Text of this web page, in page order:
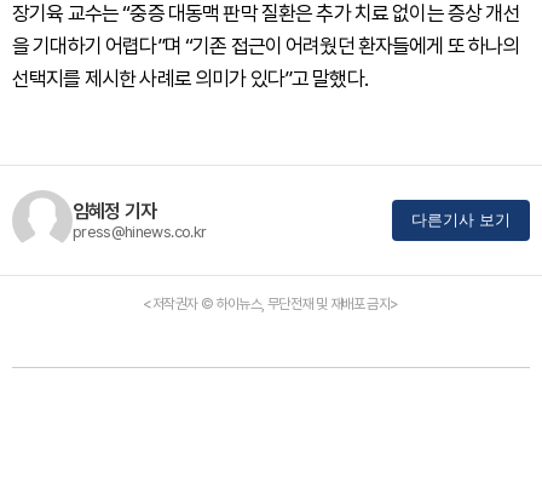
장기육 교수는 “중증 대동맥 판막 질환은 추가 치료 없이는 증상 개선
을 기대하기 어렵다”며 “기존 접근이 어려웠던 환자들에게 또 하나의
선택지를 제시한 사례로 의미가 있다”고 말했다.
임혜정 기자
press@hinews.co.kr
다른기사 보기
<저작권자 © 하이뉴스, 무단전재 및 재배포 금지>